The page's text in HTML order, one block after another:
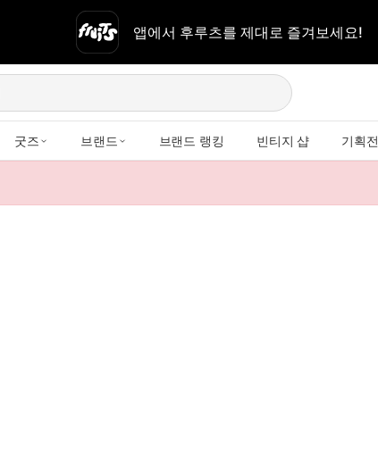
앱에서 후루츠를 제대로 즐겨보세요!
굿즈 브랜드 브랜드 랭킹 빈티지 샵 기획전